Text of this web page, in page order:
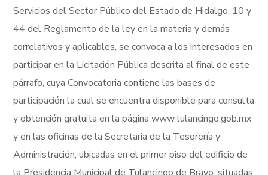
Servicios del Sector Público del Estado de Hidalgo, 10 y
44 del Reglamento de la ley en la materia y demás
correlativos y aplicables, se convoca a los interesados en
participar en la Licitación Pública descrita al final de este
párrafo, cuya Convocatoria contiene las bases de
participación la cual se encuentra disponible para consulta
y obtención gratuita en la página www.tulancingo.gob.mx
y en las oficinas de la Secretaria de la Tesorería y
Administración, ubicadas en el primer piso del edificio de